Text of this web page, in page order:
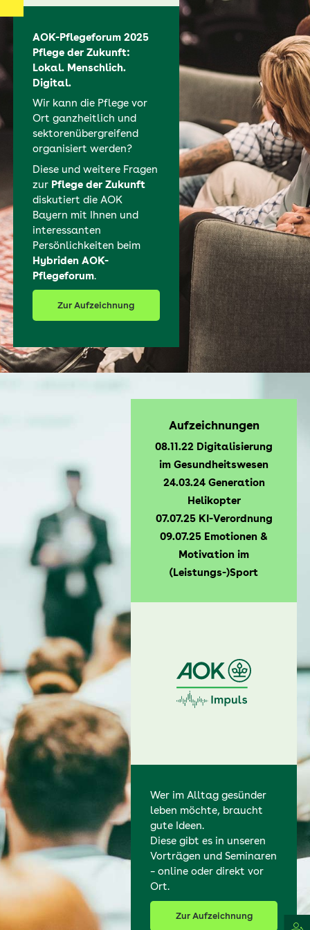
Wer im Alltag gesünder
leben möchte, braucht
gute Ideen.
Diese gibt es in unseren
Vorträgen und Seminaren
– online oder direkt vor
Ort.
Zur Aufzeichnung
Aufzeichnungen
08.11.22 Digitalisierung
im Gesundheitswesen
24.03.24 Generation
Helikopter
07.07.25 KI-Verordnung
09.07.25 Emotionen &
Motivation im
(Leistungs-)Sport
AOK-Pflegeforum 2025
Pflege der Zukunft:
Lokal. Menschlich.
Digital.
Wir kann die Pflege vor
Ort ganzheitlich und
sektorenübergreifend
organisiert werden?
Diese und weitere Fragen
zur Pflege der Zukunft
diskutiert die AOK
Bayern mit Ihnen und
interessanten
Persönlichkeiten beim
Hybriden AOK-
Pflegeforum.
Zur Aufzeichnung